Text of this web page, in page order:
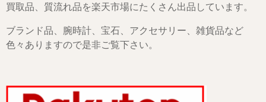
買取品、質流れ品を楽天市場にたくさん出品しています。
ブランド品、腕時計、宝石、アクセサリー、雑貨品など
色々ありますので是非ご覧下さい。